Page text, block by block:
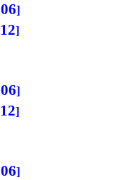
06
12
06
12
06